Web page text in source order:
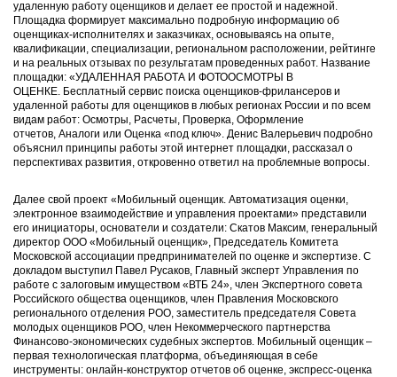
удаленную работу оценщиков и делает ее простой и надежной.
Площадка формирует максимально подробную информацию об
оценщиках-исполнителях и заказчиках, основываясь на опыте,
квалификации, специализации, региональном расположении, рейтинге
и на реальных отзывах по результатам проведенных работ. Название
площадки: «УДАЛЕННАЯ РАБОТА И ФОТООСМОТРЫ В
ОЦЕНКЕ. Бесплатный сервис поиска оценщиков-фрилансеров и
удаленной работы для оценщиков в любых регионах России и по всем
видам работ: Осмотры, Расчеты, Проверка, Оформление
отчетов, Аналоги или Оценка «под ключ». Денис Валерьевич подробно
объяснил принципы работы этой интернет площадки, рассказал о
перспективах развития, откровенно ответил на проблемные вопросы.
Далее свой проект «Мобильный оценщик. Автоматизация оценки,
электронное взаимодействие и управления проектами» представили
его инициаторы, основатели и создатели: Скатов Максим, генеральный
директор ООО «Мобильный оценщик», Председатель Комитета
Московской ассоциации предпринимателей по оценке и экспертизе. С
докладом выступил Павел Русаков, Главный эксперт Управления по
работе с залоговым имуществом «ВТБ 24», член Экспертного совета
Российского общества оценщиков, член Правления Московского
регионального отделения РОО, заместитель председателя Совета
молодых оценщиков РОО, член Некоммерческого партнерства
Финансово-экономических судебных экспертов. Мобильный оценщик –
первая технологическая платформа, объединяющая в себе
инструменты: онлайн-конструктор отчетов об оценке, экспресс-оценка